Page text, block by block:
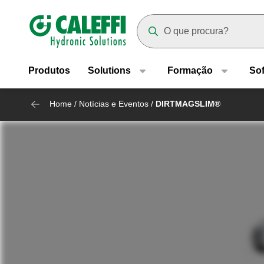
Header main navigation
Produtos Solutions Formação
Home / Notícias e Eventos / DIRTMAGSLIM®